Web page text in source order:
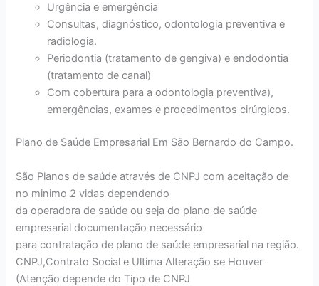
Urgência e emergência
Consultas, diagnóstico, odontologia preventiva e
radiologia.
Periodontia (tratamento de gengiva) e endodontia
(tratamento de canal)
Com cobertura para a odontologia preventiva),
emergências, exames e procedimentos cirúrgicos.
Plano de Saúde Empresarial Em São Bernardo do Campo.
São Planos de saúde através de CNPJ com aceitação de
no minimo 2 vidas dependendo
da operadora de saúde ou seja do plano de saúde
empresarial documentação necessário
para contratação de plano de saúde empresarial na região.
CNPJ,Contrato Social e Ultima Alteração se Houver
(Atenção depende do Tipo de CNPJ